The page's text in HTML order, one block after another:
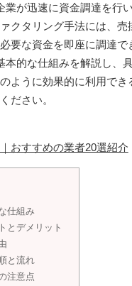
が迅速に資金調達を行
クタリング手法には、
要な資金を即座に調達
的な仕組みを解説し、
ように効果的に利用で
ださい。
おすすめの業者20選紹介
仕組み
とデメリット
と流れ
注意点